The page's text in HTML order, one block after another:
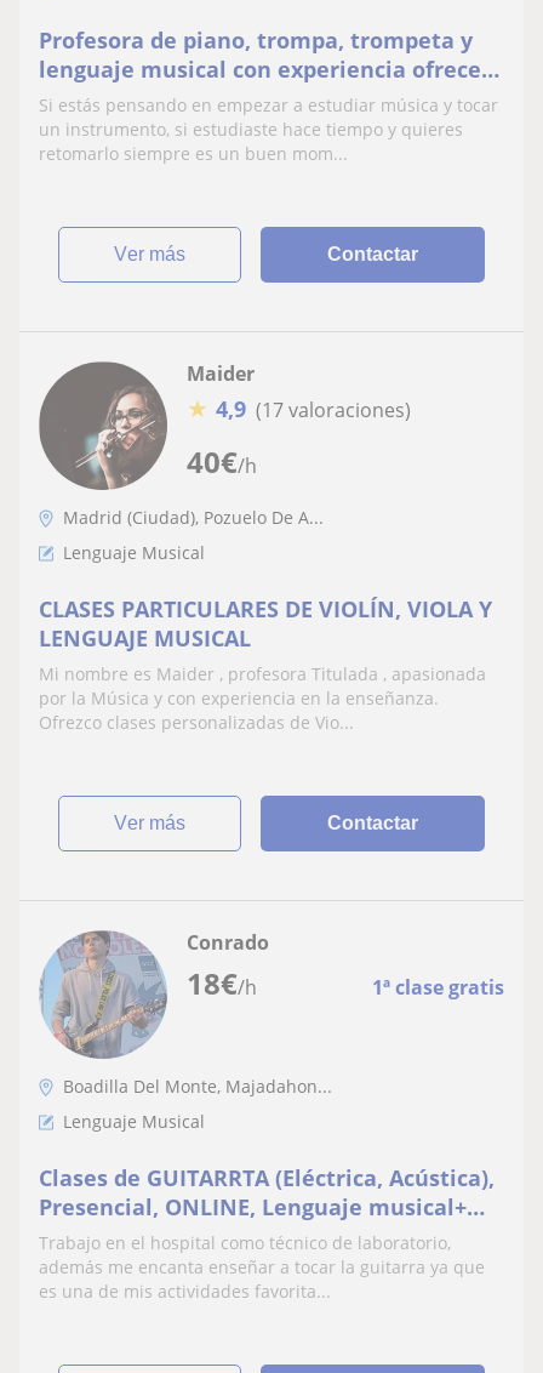
Profesora de piano, trompa, trompeta y
lenguaje musical con experiencia ofrece
clases particulares a domicilio y online.
Formación superior de interpretación
musical y pedagogía
Si estás pensando en empezar a estudiar música y tocar
un instrumento, si estudiaste hace tiempo y quieres
retomarlo siempre es un buen mom...
ver más Contactar
40€/h
Maider
★ 4,9 (17 valoraciones)
Madrid (Ciudad), Pozuelo De A...
Lenguaje Musical
CLASES PARTICULARES DE VIOLÍN, VIOLA Y
LENGUAJE MUSICAL
Mi nombre es Maider , profesora Titulada , apasionada
por la Música y con experiencia en la enseñanza.
Ofrezco clases personalizadas de Vio...
ver más Contactar
18€/h 1ª clase gratis
Conrado
Boadilla Del Monte, Majadahon...
Lenguaje Musical
Clases de GUITARRTA (Eléctrica, Acústica),
Presencial, ONLINE, Lenguaje musical+
Lectura de Tabs
Trabajo en el hospital como técnico de laboratorio,
además me encanta enseñar a tocar la guitarra ya que
es una de mis actividades favorita...